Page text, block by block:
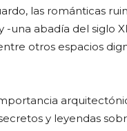
las románticas
-una abadía del siglo
otros espacios
y leyendas